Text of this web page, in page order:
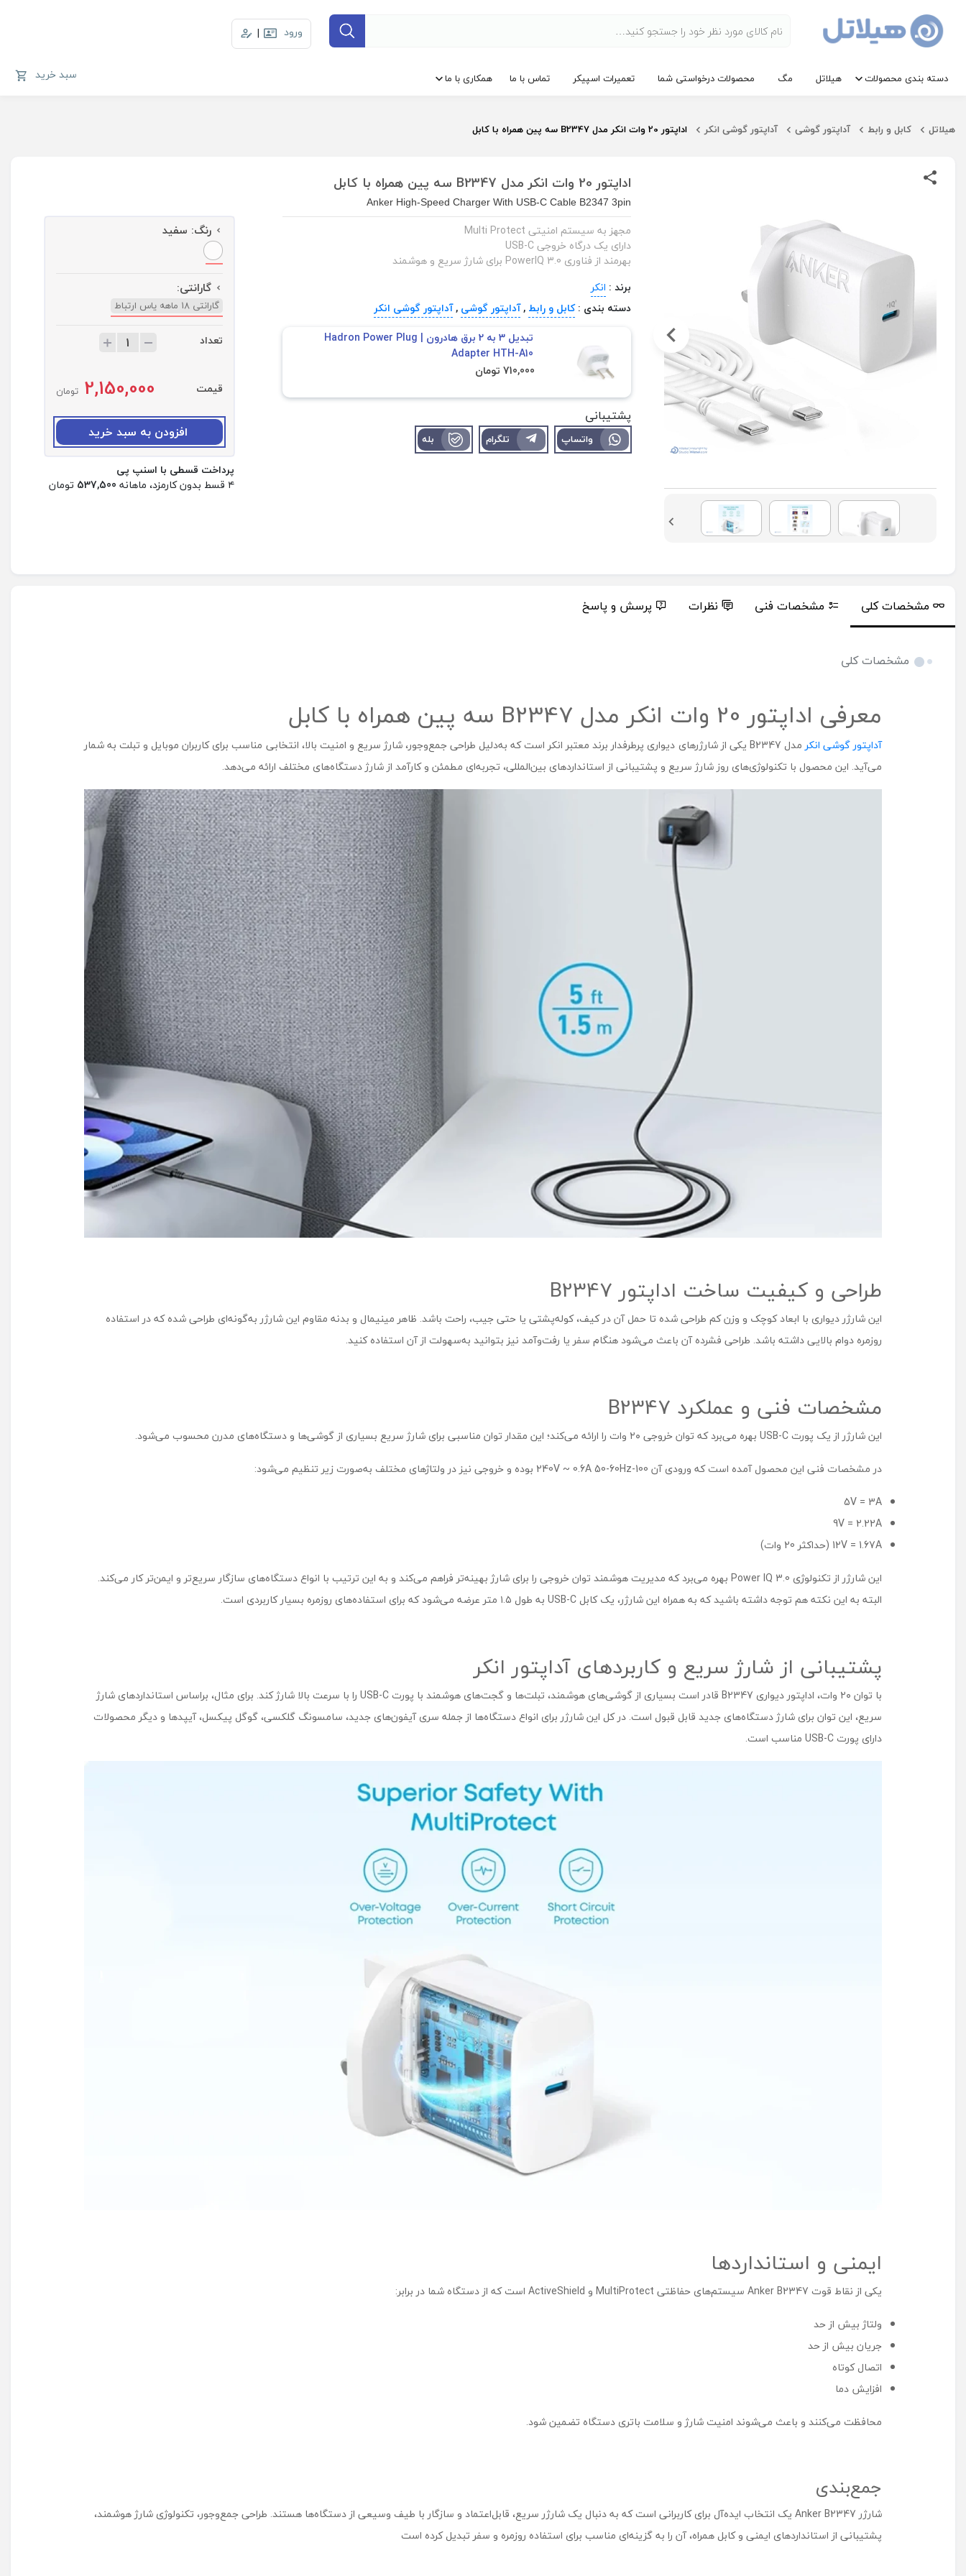
ورود |
دسته بندی محصولات هیلاتل مگ محصولات درخواستی شما تعمیرات اسپیکر تماس با ما همکاری با ما سبد خرید
هیلاتل کابل و رابط آداپتور گوشی آداپتور گوشی انکر اداپتور 20 وات انکر مدل B2347 سه پین همراه با کابل
اداپتور 20 وات انکر مدل B2347 سه پین همراه با کابل
Anker High-Speed Charger With USB-C Cable B2347 3pin
مجهز به سیستم امنیتی Multi Protect
دارای یک درگاه خروجی USB-C
بهرمند از فناوری PowerIQ 3.0 برای شارژ سریع و هوشمند
برند : انکر
دسته بندی :کابل و رابط ,آداپتور گوشی ,آداپتور گوشی انکر
تبدیل 3 به 2 برق هادرون | Hadron Power Plug
Adapter HTH-A10
710,000 تومان
پشتیبانی
واتساپ تلگرام بله
رنگ: سفید
گارانتی:
گارانتی 18 ماهه یاس ارتباط
تعداد
ت
:
ا
د
ا
پ
ت
3
س
ه
پ
ی
ن
ه
م
ر
ا
ه
ب
ا
ک
ا
ب
ل
قیمت 2,150,000 تومان
افزودن به سبد خرید
پرداخت قسطی با اسنپ پی
۴ قسط بدون کارمزد، ماهانه
537,500 تومان
مشخصات کلی مشخصات فنی نظرات پرسش و پاسخ
مشخصات کلی
معرفی اداپتور 20 وات انکر مدل B2347 سه پین همراه با کابل
آداپتور گوشی انکر
مدل B2347 یکی از شارژرهای دیواری پرطرفدار برند معتبر انکر است که به‌دلیل طراحی جمع‌وجور، شارژ سریع و امنیت بالا، انتخابی مناسب برای کاربران موبایل و تبلت به شمار
می‌آید. این محصول با تکنولوژی‌های روز شارژ سریع و پشتیبانی از استانداردهای بین‌المللی، تجربه‌ای مطمئن و کارآمد از شارژ دستگاه‌های مختلف ارائه می‌دهد.
طراحی و کیفیت ساخت اداپتور B2347
این شارژر دیواری با ابعاد کوچک و وزن کم طراحی شده تا حمل آن در کیف، کوله‌پشتی یا حتی جیب، راحت باشد. ظاهر مینیمال و بدنه مقاوم این شارژر به‌گونه‌ای طراحی شده که در استفاده
روزمره دوام بالایی داشته باشد. طراحی فشرده آن باعث می‌شود هنگام سفر یا رفت‌وآمد نیز بتوانید به‌سهولت از آن استفاده کنید.
مشخصات فنی و عملکرد B2347
این شارژر از یک پورت USB-C بهره می‌برد که توان خروجی ۲۰ وات را ارائه می‌کند؛ این مقدار توان مناسبی برای شارژ سریع بسیاری از گوشی‌ها و دستگاه‌های مدرن محسوب می‌شود.
در مشخصات فنی این محصول آمده است که ورودی آن 100-240V ~ 0.6A 50-60Hz بوده و خروجی نیز در ولتاژهای مختلف به‌صورت زیر تنظیم می‌شود:
5V = 3A
9V = 2.22A
12V = 1.67A (حداکثر 20 وات)
این شارژر از تکنولوژی Power IQ 3.0 بهره می‌برد که مدیریت هوشمند توان خروجی را برای شارژ بهینه‌تر فراهم می‌کند و به این ترتیب با انواع دستگاه‌های سازگار سریع‌تر و ایمن‌تر کار می‌کند.
البته به این نکته هم توجه داشته باشید که به همراه این شارژر، یک کابل USB-C به طول ۱.۵ متر عرضه می‌شود که برای استفاده‌های روزمره بسیار کاربردی است.
پشتیبانی از شارژ سریع و کاربردهای آداپتور انکر
با توان ۲۰ وات، اداپتور دیواری B2347 قادر است بسیاری از گوشی‌های هوشمند، تبلت‌ها و گجت‌های هوشمند با پورت USB-C را با سرعت بالا شارژ کند. برای مثال، براساس استانداردهای شارژ
سریع، این توان برای شارژ دستگاه‌های جدید قابل‌ قبول است. در کل این شارژر برای انواع دستگاه‌ها از جمله سری آیفون‌های جدید، سامسونگ گلکسی، گوگل پیکسل، آیپدها و دیگر محصولات
دارای پورت USB-C مناسب است.
ایمنی و استانداردها
یکی از نقاط قوت Anker B2347 سیستم‌های حفاظتی MultiProtect و ActiveShield است که از دستگاه شما در برابر:
ولتاژ بیش از حد
جریان بیش از حد
اتصال کوتاه
افزایش دما
محافظت می‌کنند و باعث می‌شوند امنیت شارژ و سلامت باتری دستگاه تضمین شود.
جمع‌بندی
شارژر Anker B2347 یک انتخاب ایده‌آل برای کاربرانی است که به دنبال یک شارژر سریع، قابل‌اعتماد و سازگار با طیف وسیعی از دستگاه‌ها هستند. طراحی جمع‌وجور، تکنولوژی شارژ هوشمند،
پشتیبانی از استانداردهای ایمنی و کابل همراه، آن را به گزینه‌ای مناسب برای استفاده روزمره و سفر تبدیل کرده است